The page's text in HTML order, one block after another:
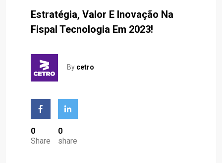
Estratégia, Valor E Inovação Na
Fispal Tecnologia Em 2023!
By cetro
0
Share
0
share